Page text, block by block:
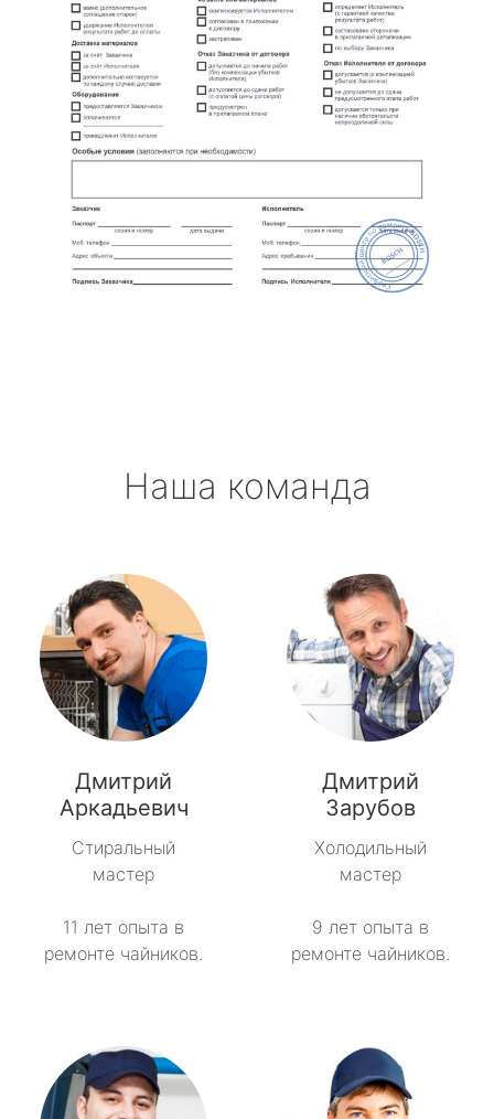
Наша команда
Дмитрий
Аркадьевич
Стиральный
мастер
11 лет опыта в
ремонте чайников.
Дмитрий
Зарубов
Холодильный
мастер
9 лет опыта в
ремонте чайников.